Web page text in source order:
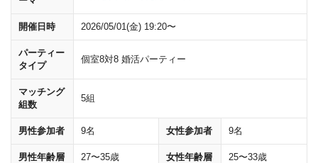
開催日時 2026/05/01(金) 19:20〜
パーティー
タイプ
個室8対8 婚活パーティー
マッチング
組数
5組
男性参加者 9名 女性参加者 9名
男性年齢層 27〜35歳 女性年齢層 25〜33歳